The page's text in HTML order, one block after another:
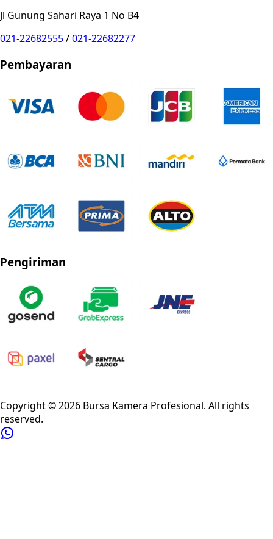
Jl Gunung Sahari Raya 1 No B4
021-22682555/021-22682277
Pembayaran
Pengiriman
Copyright ©2026 Bursa Kamera Profesional. All rights
reserved.